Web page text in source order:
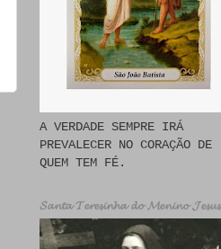
A VERDADE SEMPRE IRÁ
PREVALECER NO CORAÇÃO DE
QUEM TEM FÉ.
𝓢𝓪𝓷𝓽𝓪 𝓣𝓮𝓻𝓮𝓼𝓲𝓷𝓱𝓪 𝓭𝓸 𝓜𝓮𝓷𝓲𝓷𝓸 𝓙𝓮𝓼𝓾𝓼